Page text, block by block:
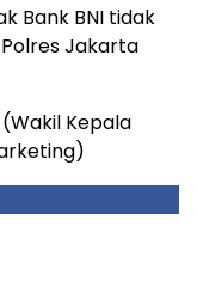
Bank BNI tidak
Jakarta
Kepala